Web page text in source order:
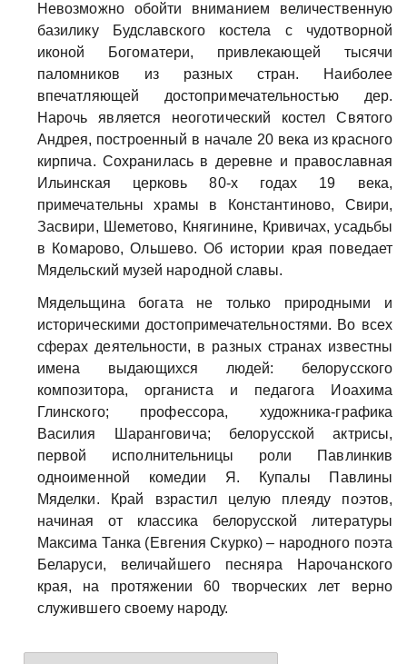
Невозможно обойти вниманием величественную
базилику Будславского костела с чудотворной
иконой Богоматери, привлекающей тысячи
паломников из разных стран. Наиболее
впечатляющей достопримечательностью дер.
Нарочь является неоготический костел Святого
Андрея, построенный в начале 20 века из красного
кирпича. Сохранилась в деревне и православная
Ильинская церковь 80-х годах 19 века,
примечательны храмы в Константиново, Свири,
Засвири, Шеметово, Княгинине, Кривичах, усадьбы
в Комарово, Ольшево. Об истории края поведает
Мядельский музей народной славы.
Мядельщина богата не только природными и
историческими достопримечательностями. Во всех
сферах деятельности, в разных странах известны
имена выдающихся людей: белорусского
композитора, органиста и педагога Иоахима
Глинского; профессора, художника-графика
Василия Шаранговича; белорусской актрисы,
первой исполнительницы роли Павлинкив
одноименной комедии Я. Купалы Павлины
Мяделки. Край взрастил целую плеяду поэтов,
начиная от классика белорусской литературы
Максима Танка (Евгения Скурко) – народного поэта
Беларуси, величайшего песняра Нарочанского
края, на протяжении 60 творческих лет верно
служившего своему народу.